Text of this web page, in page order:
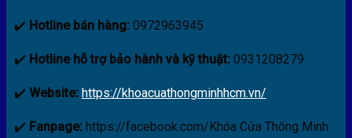
✔️ Hotline bán hàng:0972963945
✔️ Hotline hỗ trợ bảo hành và kỹ thuật:0931208279
✔️ Website: https://khoacuathongminhhcm.vn/
✔️ Fanpage:https://facebook.com/Khóa Cửa Thông Minh